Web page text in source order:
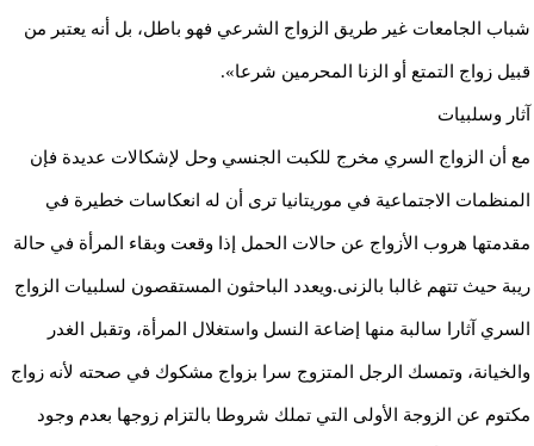
شباب الجامعات غير طريق الزواج الشرعي فهو باطل، بل أنه يعتبر من
قبيل زواج التمتع أو الزنا المحرمين شرعا».
آثار وسلبيات
مع أن الزواج السري مخرج للكبت الجنسي وحل لإشكالات عديدة فإن
المنظمات الاجتماعية في موريتانيا ترى أن له انعكاسات خطيرة في
مقدمتها هروب الأزواج عن حالات الحمل إذا وقعت وبقاء المرأة في حالة
ريبة حيث تتهم غالبا بالزنى.ويعدد الباحثون المستقصون لسلبيات الزواج
السري آثارا سالبة منها إضاعة النسل واستغلال المرأة، وتقبل الغدر
والخيانة، وتمسك الرجل المتزوج سرا بزواج مشكوك في صحته لأنه زواج
مكتوم عن الزوجة الأولى التي تملك شروطا بالتزام زوجها بعدم وجود